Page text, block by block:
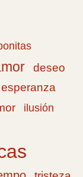
deseo
esperanza
ilusión